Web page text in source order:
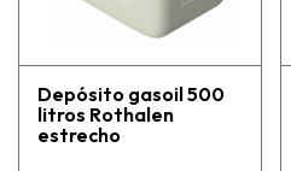
Depósito gasoil 500
litros Rothalen
estrecho